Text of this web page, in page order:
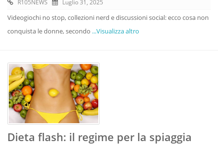
R105NEWS Luglio 31, 2025
Videogiochi no stop, collezioni nerd e discussioni social: ecco cosa non
conquista le donne, secondo ...Visualizza altro
Dieta flash: il regime per la spiaggia